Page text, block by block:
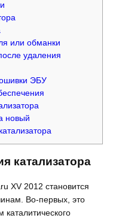
или обманки
удаления
ЭБУ
новый
катализатора
XV 2012 становится
Во-первых, это
каталитического